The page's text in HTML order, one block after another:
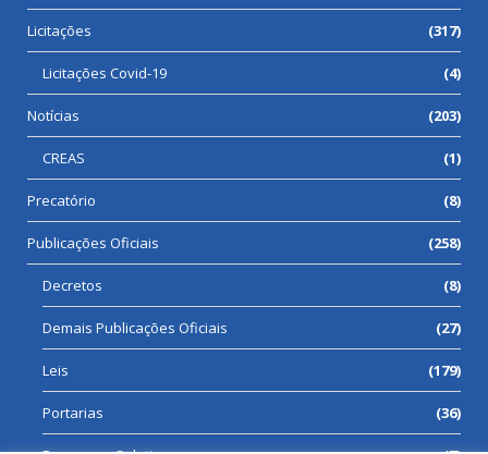
Licitações (317)
Licitações Covid-19 (4)
Notícias (203)
CREAS (1)
Precatório (8)
Publicações Oficiais (258)
Decretos (8)
Demais Publicações Oficiais (27)
Leis (179)
Portarias (36)